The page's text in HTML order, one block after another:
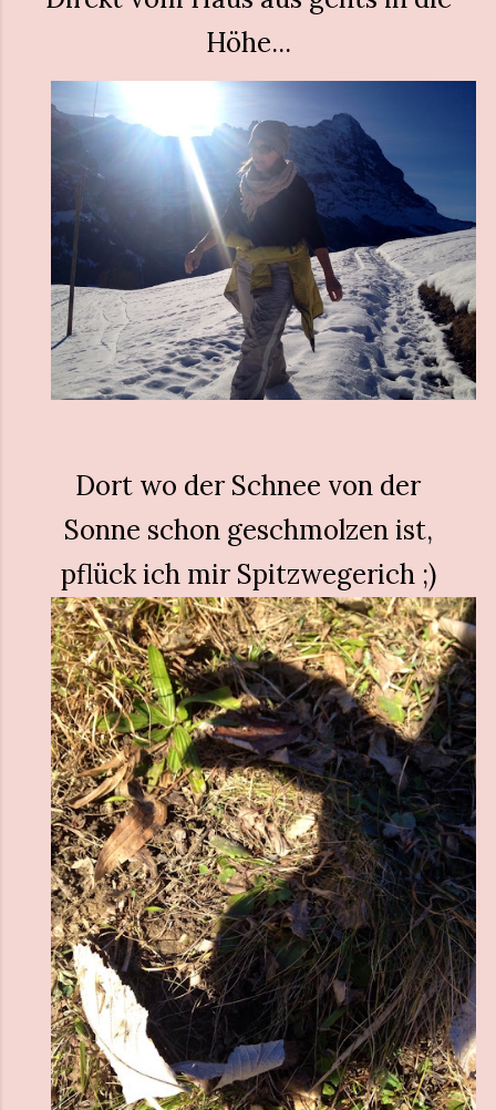
Höhe...
Dort wo der Schnee von der
Sonne schon geschmolzen ist,
pflück ich mir Spitzwegerich ;)